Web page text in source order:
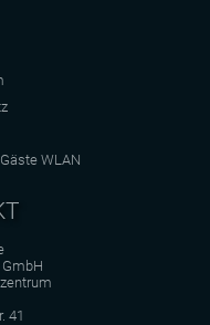
WLAN
GmbH
41